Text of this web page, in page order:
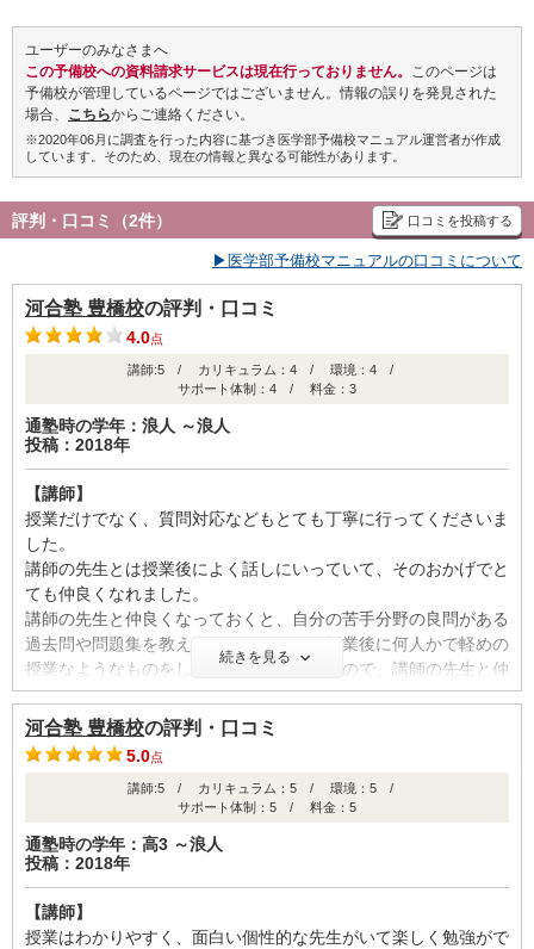
SUPER ONEWEX国公立大医進コース・広大医進コース・難関広大
医進コース・私立大医進スコース
○九州
九大医進アドバンストコース・ＥＸ国立大医進コース・国公立大医
進コース ・私立大医進コース
ユーザーのみなさまへ
この予備校への資料請求サービスは現在行っておりません。 このページは
予備校が管理しているページではございません。情報の誤りを発見された
場合、 こちらからご連絡ください。
※2020年06月に調査を行った内容に基づき医学部予備校マニュアル運営者が作成
しています。そのため、現在の情報と異なる可能性があります。
評判・口コミ（2件） 口コミを投稿する
▶医学部予備校マニュアルの口コミについて
河合塾 豊橋校の評判・口コミ
4.0点
講師:5 / カリキュラム：4 / 環境：4 /
サポート体制：4 / 料金：3
通塾時の学年：浪人 ～浪人
投稿：2018年
【講師】
授業だけでなく、質問対応などもとても丁寧に行ってくださいま
した。
講師の先生とは授業後によく話しにいっていて、そのおかげでと
ても仲良くなれました。
講師の先生と仲良くなっておくと、自分の苦手分野の良問がある
過去問や問題集を教えてくださったり、授業後に何人かで軽めの
授業なようなものをしてくれたりなどするので、講師の先生と仲
良くなるとたくさんいいことがあります。
また、やはりプロの講師なので教え方はとても上手です。
講師の先生をしっかり信頼してついていくことが合格への近道か
【カリキュラム・指導方針・授業内容】
コースごとにカリキュラムが組まれています。また、一部の授業
に関しては自分が希望するものを選択することも可能でした。
カリキュラムが無理なく組まれていたので、自分の生活リズムを
作るのにも最適でした。授業も面白く、とてもよかったです。
続きを見る
河合塾 豊橋校の評判・口コミ
5.0点
講師:5 / カリキュラム：5 / 環境：5 /
サポート体制：5 / 料金：5
通塾時の学年：高3 ～浪人
投稿：2018年
【講師】
授業はわかりやすく、面白い個性的な先生がいて楽しく勉強がで